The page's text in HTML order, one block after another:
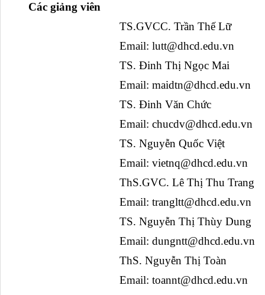
Các giảng viên
TS.GVCC. Trần Thế Lữ
Email: lutt@dhcd.edu.vn
TS. Đinh Thị Ngọc Mai
Email: maidtn@dhcd.edu.vn
TS. Đinh Văn Chức
Email: chucdv@dhcd.edu.vn
TS. Nguyễn Quốc Việt
Email: vietnq@dhcd.edu.vn
ThS.GVC. Lê Thị Thu Trang
Email: trangltt@dhcd.edu.vn
TS. Nguyễn Thị Thùy Dung
Email: dungntt@dhcd.edu.vn
ThS. Nguyễn Thị Toàn
Email: toannt@dhcd.edu.vn